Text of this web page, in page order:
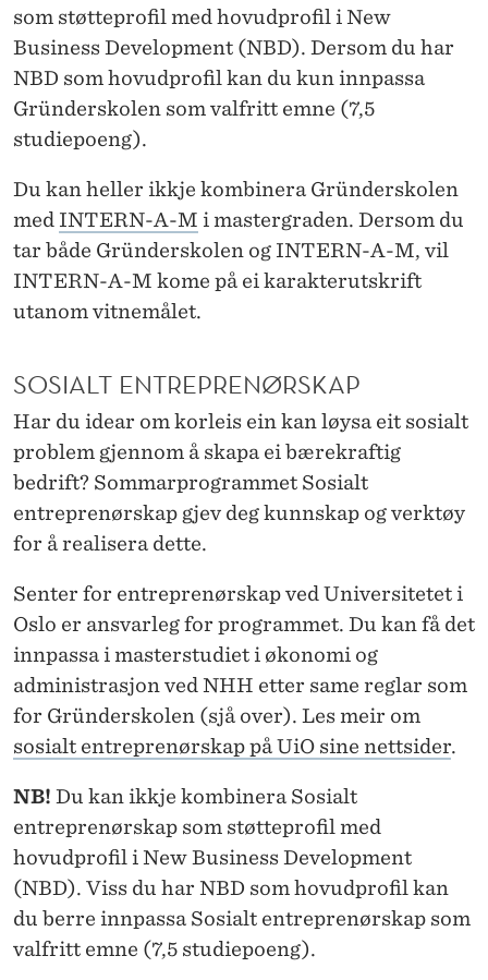
som støtteprofil med hovudprofil i New
Business Development (NBD). Dersom du har
NBD som hovudprofil kan du kun innpassa
Gründerskolen som valfritt emne (7,5
studiepoeng).
Du kan heller ikkje kombinera Gründerskolen
med INTERN-A-M i mastergraden. Dersom du
tar både Gründerskolen og INTERN-A-M, vil
INTERN-A-M kome på ei karakterutskrift
utanom vitnemålet.
SOSIALT ENTREPRENØRSKAP
Har du idear om korleis ein kan løysa eit sosialt
problem gjennom å skapa ei bærekraftig
bedrift? Sommarprogrammet Sosialt
entreprenørskap gjev deg kunnskap og verktøy
for å realisera dette.
Senter for entreprenørskap ved Universitetet i
Oslo er ansvarleg for programmet. Du kan få det
innpassa i masterstudiet i økonomi og
administrasjon ved NHH etter same reglar som
for Gründerskolen (sjå over). Les meir om
sosialt entreprenørskap på UiO sine nettsider.
NB! Du kan ikkje kombinera Sosialt
entreprenørskap som støtteprofil med
hovudprofil i New Business Development
(NBD). Viss du har NBD som hovudprofil kan
du berre innpassa Sosialt entreprenørskap som
valfritt emne (7,5 studiepoeng).